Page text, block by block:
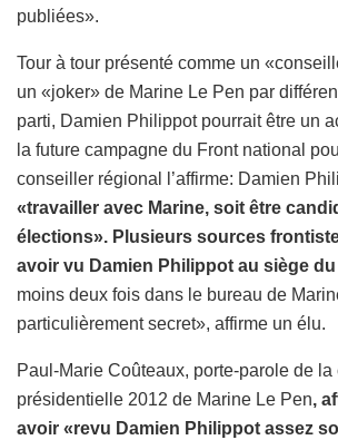
publiées».
Tour à tour présenté comme un
un «joker» de Marine Le Pen par
parti, Damien Philippot pourrait être un
la future campagne du Front national
conseiller régional l’affirme: Damien
«travailler avec Marine, soit être
élections». Plusieurs sources
avoir vu Damien Philippot au siège du
moins deux fois dans le bureau de
particulièrement secret», affirme un élu.
Paul-Marie Coûteaux, porte-parole de la
présidentielle 2012 de Marine Le Pen,
avoir «revu Damien Philippot assez